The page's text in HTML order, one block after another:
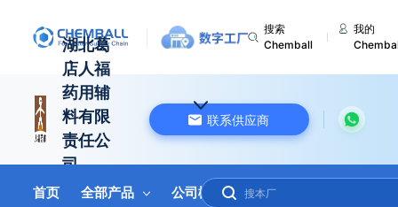
搜索
Chemball
我的
湖北葛
店人福
药用辅
料有限
责任公
司
中国 湖北
联系供应商
首页 全部产品 公司概况 联系我们